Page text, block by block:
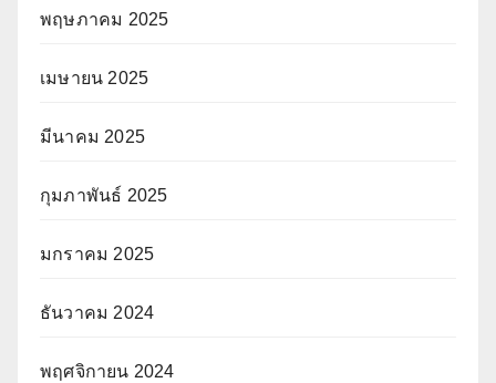
พฤษภาคม 2025
เมษายน 2025
มีนาคม 2025
กุมภาพันธ์ 2025
มกราคม 2025
ธันวาคม 2024
พฤศจิกายน 2024